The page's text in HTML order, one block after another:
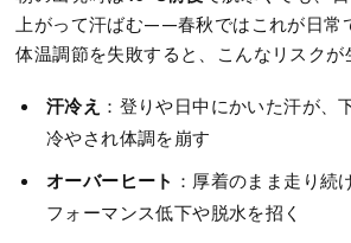
上がって汗ばむ——春秋ではこれが日常
体温調節を失敗すると、こんなリスクが
汗冷え ：登りや日中にかいた汗が、
冷やされ体調を崩す
オーバーヒート ：厚着のまま走り続
フォーマンス低下や脱水を招く